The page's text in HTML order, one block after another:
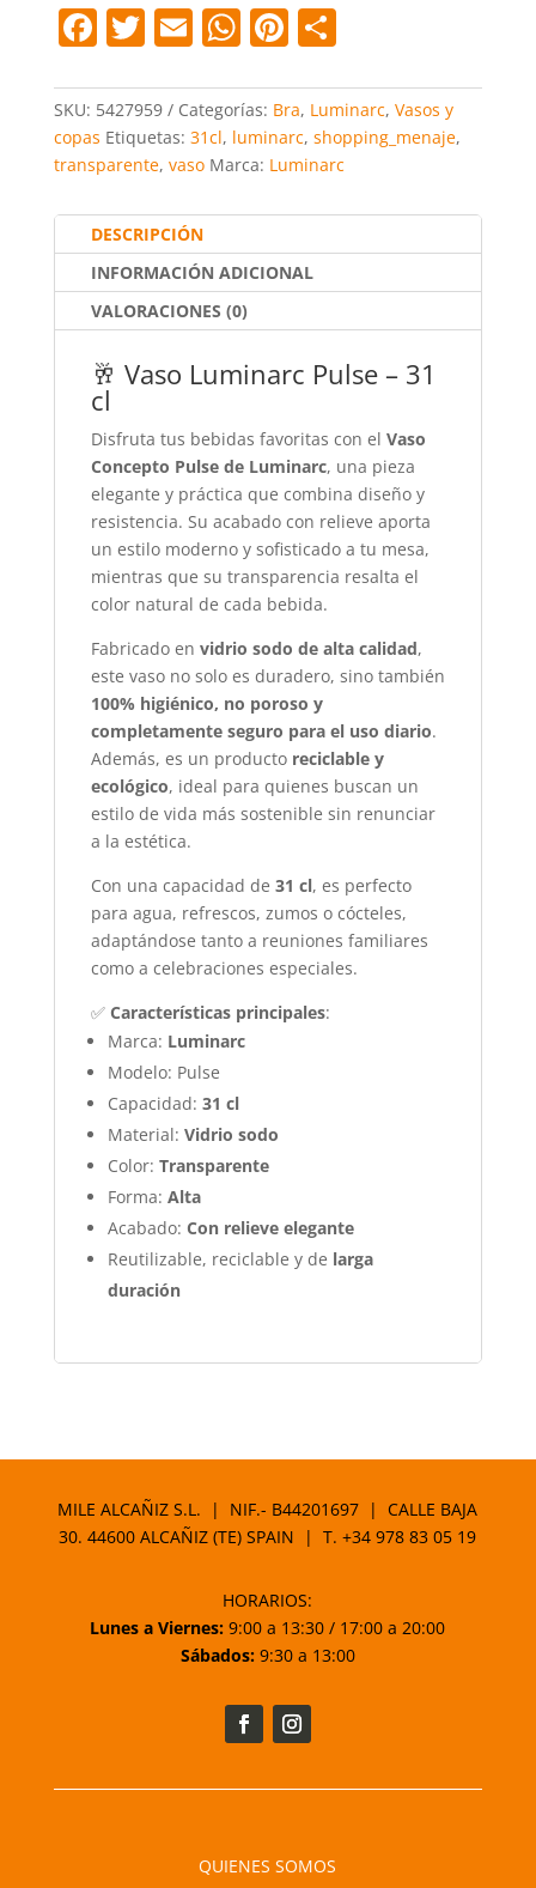
31cl. F
c
e
b
o
o
k
T
itt
er
E
ai
l
W
at
s
A
p
p
Pi
er
e
st
C
m
p
ar
tir
SKU: 5427959 Categorías: Bra, Luminarc, Vasos y
copas Etiquetas: 31cl, luminarc, shopping_menaje,
transparente, vaso Marca: Luminarc
DESCRIPCIÓN
INFORMACIÓN ADICIONAL
VALORACIONES (0)
🥂 Vaso Luminarc Pulse – 31
cl
Disfruta tus bebidas favoritas con el Vaso
Concepto Pulse de Luminarc, una pieza
elegante y práctica que combina diseño y
resistencia. Su acabado con relieve aporta
un estilo moderno y sofisticado a tu mesa,
mientras que su transparencia resalta el
color natural de cada bebida.
Fabricado en vidrio sodo de alta calidad,
este vaso no solo es duradero, sino también
100% higiénico, no poroso y
completamente seguro para el uso diario.
Además, es un producto reciclable y
ecológico, ideal para quienes buscan un
estilo de vida más sostenible sin renunciar
a la estética.
Con una capacidad de 31 cl, es perfecto
para agua, refrescos, zumos o cócteles,
adaptándose tanto a reuniones familiares
como a celebraciones especiales.
✅ Características principales:
Marca: Luminarc
Modelo: Pulse
Capacidad: 31 cl
Material: Vidrio sodo
Color: Transparente
Forma: Alta
Acabado: Con relieve elegante
Reutilizable, reciclable y de larga
duración
MILE ALCAÑIZ S.L. | NIF.- B44201697 | CALLE BAJA
30. 44600 ALCAÑIZ (TE) SPAIN | T.+34 978 83 05 19
HORARIOS:
Lunes a Viernes: 9:00 a 13:30 / 17:00 a 20:00
Sábados:9:30 a 13:00
QUIENES SOMOS